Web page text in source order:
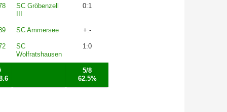
SC Gröbenzell
0:1
SC Ammersee +:-
SC
Wolfratshausen
1:0
5/8
62.5%